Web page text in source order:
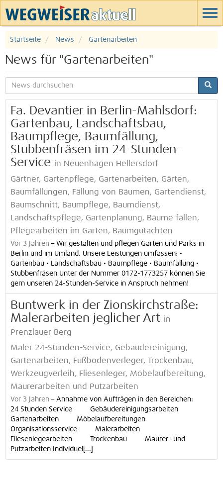
Startseite News Gartenarbeiten
News für "Gartenarbeiten"
Fa. Devantier in Berlin-Mahlsdorf:
Gartenbau, Landschaftsbau,
Baumpflege, Baumfällung,
Stubbenfräsen im 24-Stunden-
Service in Neuenhagen Hellersdorf
Gärtner, Gartenpflege, Gartenarbeiten, Gärten,
Baumfällungen, Fällung von Bäumen, Gartendienst,
Baumschnitt, Baumpflege, Baumdienst,
Landschaftspflege, Gartenplanung, Bäume fällen,
Pflegearbeiten im Garten, Baumgutachten
Vor 3 Jahren – Wir gestalten und pflegen Gärten und Parks in
Berlin und im Umland. Unsere Leistungen umfassen: •
Gartenbau • Landschaftsbau • Baumpflege • Baumfällung •
Stubbenfräsen Unter der Nummer 0172-1773257 können Sie
gern unseren 24-Stunden-Service in Anspruch nehmen!
Buntwerk in der Zionskirchstraße:
Malerarbeiten jeglicher Art in
Prenzlauer Berg
Maler 24-Stunden-Service, Gebäudereinigung,
Gartenarbeiten, Fußbodenverleger, Trockenbau,
Werkzeugverleih, Fliesenleger, Möbelaufbereitung,
Maurerarbeiten und Putzarbeiten
Vor 3 Jahren – Annahme von Aufträgen in den Bereichen:
24 Stunden Service Gebäudereinigungsarbeiten
Gartenarbeiten Möbelaufbereitungen
Organisationsservice Malerarbeiten
Fliesenlegearbeiten Trockenbau Maurer- und
Putzarbeiten Individuel[...]